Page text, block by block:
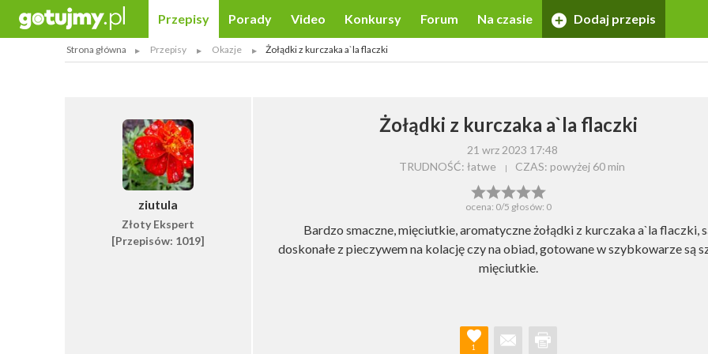
Przepisy Porady Video Konkursy Forum Na czasie Dodaj przepis
Strona główna Przepisy Okazje Żołądki z kurczaka a`la flaczki
ziutula
Złoty Ekspert
[Przepisów: 1019]
Żołądki z kurczaka a`la flaczki
21 wrz 2023 17:48
TRUDNOŚĆ: łatwe
CZAS: powyżej 60 min
ocena: 0/5 głosów: 0
Bardzo smaczne, mięciutkie, aromatyczne żołądki z kurczaka a`la flaczki,
doskonałe z pieczywem na kolację czy na obiad, gotowane w szybkowarze są
mięciutkie.
1